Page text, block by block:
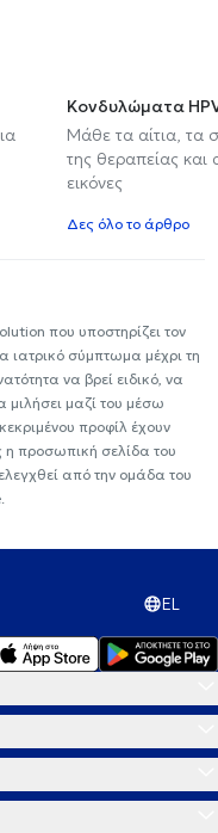
Κονδυλώματα
Μάθε τα αίτια, τα
της θεραπείας
εικόνες
Δες όλο το άρθρο
που υποστηρίζει τον
ιατρικό σύμπτωμα μέχρι τη
να βρεί ειδικό, να
μαζί του μέσω
προφίλ έχουν
η προσωπική σελίδα του
από την ομάδα του
EL